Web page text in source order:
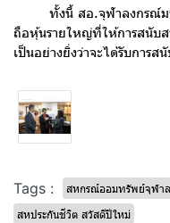
ทั้งนี้ สอ.จุฬาลงกรณ์มห
ถือหุ้นรายใหญ่ที่ให้การสนับ
เป็นอย่างยิ่งว่าจะได้รับการ
Tags :
สหกรณ์ออมทรัพย์จุฬา
สหประกันชีวิต สวัสดีปีใหม่